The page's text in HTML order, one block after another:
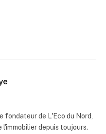
fondateur de L'Eco du Nord,
l'immobilier depuis toujours.